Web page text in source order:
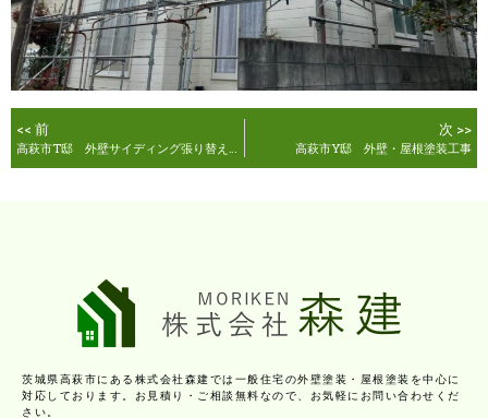
<< 前
高萩市T邸 外壁サイディング張り替え、玄関周り外壁塗装工事
次 >>
高萩市Y邸 外壁・屋根塗装工事
茨城県高萩市にある株式会社森建では一般住宅の外壁塗装・屋根塗装を中心に
対応しております。お見積り・ご相談無料なので、お気軽にお問い合わせくだ
さい。